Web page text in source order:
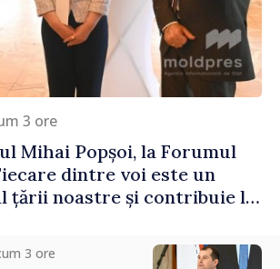
3 ore
Mihai Popșoi, la Forumul
dintre voi este un
țării noastre și contribuie la
3 ore